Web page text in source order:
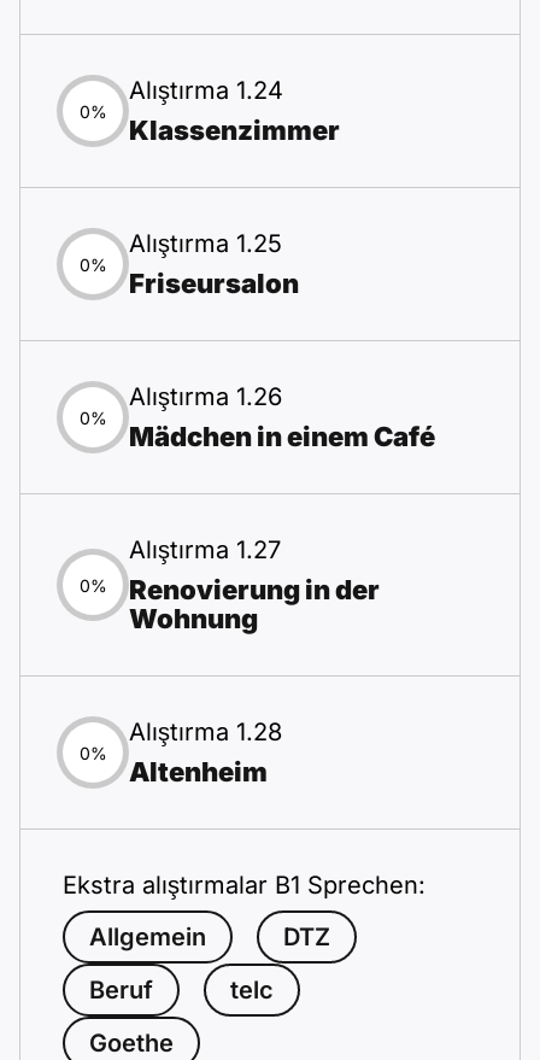
0%
Alıştırma 1.24
Klassenzimmer
0%
Alıştırma 1.25
Friseursalon
0%
Alıştırma 1.26
Mädchen in einem Café
0%
Alıştırma 1.27
Renovierung in der
Wohnung
0%
Alıştırma 1.28
Altenheim
Ekstra alıştırmalar B1 Sprechen:
Allgemein
DTZ
Beruf
telc
Goethe